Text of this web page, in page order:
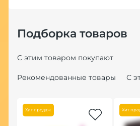
Подборка товаров
С этим товаром покупают
Рекомендованные товары С
Хит продаж Хит